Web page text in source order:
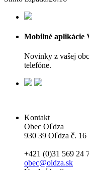
Mobilné aplikácie
Novinky z vašej
telefóne.
Kontakt
Obec Oľdza
930 39 Oľdza č. 16
+421 (0)31 569 24
obec@oldza.sk